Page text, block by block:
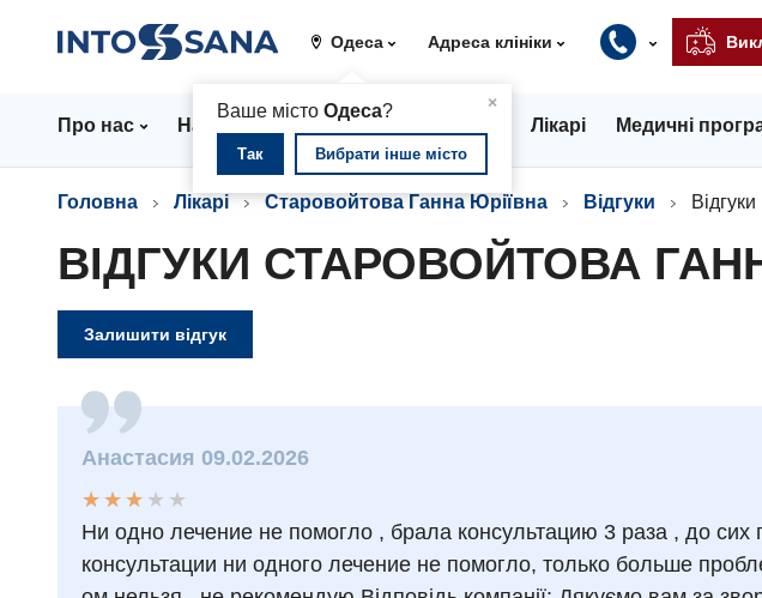
Одеса
×
Ваше містоОдеса?
Так Вибрати інше місто
Адреса клініки
Про нас Напрямки Стаціонар Лікарі Медичні
Головна Лікарі Старовойтова Ганна Юріївна Відгуки Відгуки
ВІДГУКИ СТАРОВОЙТОВА
Залишити відгук
Анастасия 09.02.2026
★
★
★
★
★
★ ★ ★ ★ ★
Ни одно лечение не помогло , брала консультацию 3 раза , до
консультации ни одного лечение не помогло, только больше